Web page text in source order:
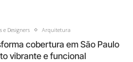
e Designers Arquitetura
cobertura em São Paulo
vibrante e funcional